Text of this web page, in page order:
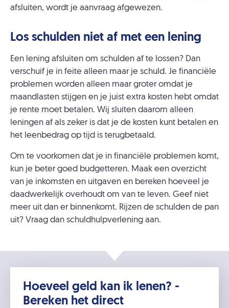
afsluiten, wordt je aanvraag afgewezen.
Los schulden niet af met een lening
Een lening afsluiten om schulden af te lossen? Dan
verschuif je in feite alleen maar je schuld. Je financiële
problemen worden alleen maar groter omdat je
maandlasten stijgen en je juist extra kosten hebt omdat
je rente moet betalen. Wij sluiten daarom alleen
leningen af als zeker is dat je de kosten kunt betalen en
het leenbedrag op tijd is terugbetaald.
Om te voorkomen dat je in financiële problemen komt,
kun je beter goed budgetteren. Maak een overzicht
van je inkomsten en uitgaven en bereken hoeveel je
daadwerkelijk overhoudt om van te leven. Geef niet
meer uit dan er binnenkomt. Rijzen de schulden de pan
uit? Vraag dan schuldhulpverlening aan.
Hoeveel geld kan ik lenen? -
Bereken het direct